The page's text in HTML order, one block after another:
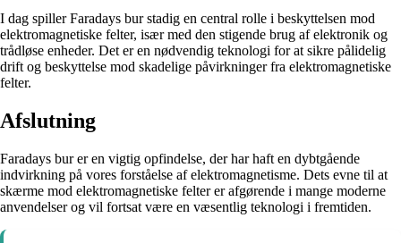
I dag spiller Faradays bur stadig en central rolle i beskyttelsen mod
elektromagnetiske felter, især med den stigende brug af elektronik og
trådløse enheder. Det er en nødvendig teknologi for at sikre pålidelig
drift og beskyttelse mod skadelige påvirkninger fra elektromagnetiske
felter.
Afslutning
Faradays bur er en vigtig opfindelse, der har haft en dybtgående
indvirkning på vores forståelse af elektromagnetisme. Dets evne til at
skærme mod elektromagnetiske felter er afgørende i mange moderne
anvendelser og vil fortsat være en væsentlig teknologi i fremtiden.